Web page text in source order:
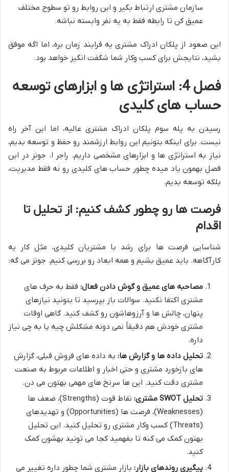
سازمان مشتری ارتباط بگیر و این روابط رو تو سطوح مختلف
عمیق کن تا رابطه فقط به یه نفر وابسته نباشه.
این صعود از پلکان ادراک مشتری یه فرایند زمان بره، اما اگه موفق
بشید، نتایجش برای کسب وکار شما شگفت انگیز خواهد بود.
فصل 4: استراتژی ها و ابزارهای توسعه
حساب های کلیدی
رسیدن به پله سوم پلکان ادراک مشتری عالیه، اما این آخر راه
نیست. برای اینکه بتونیم این روابط ارزشمند رو حفظ و توسعه بدیم،
نیاز به استراتژی ها و ابزارهای مشخصی داریم. راجر ا. جونز در این
فصل بهمون یاد میده چطور حساب های کلیدی رو نه فقط مدیریت،
بلکه توسعه بدیم.
فرصت ها رو چطور کشف کنیم: از تحلیل تا
اقدام
شناسایی فرصت ها برای رشد با مشتریان کلیدی، مثل کار یه
کارآگاهه. باید عمیق بشیم و همه ابعاد رو بررسی کنیم. جونز می گه:
مصاحبه های عمیق و گوش دادن فعال: فقط به حرف های
مشتری اکتفا نکنید. سوالات باز بپرسید تا بتونید نیازهای
پنهان، چالش ها و آرزوهاشون رو کشف کنید. گاهی اوقات
مشتری خودش هم دقیقاً نمی دونه مشکلش چیه یا به چی نیاز
داره.
تحلیل داده ها و گزارش ها: به داده های فروش قبلی، گزارش
های بازخورد مشتری و حتی اخبار و اطلاعات مربوط به صنعت
مشتری دقت کنید. این ها سرنخ های مهمی بهتون می دن.
تحلیل SWOT مشتری:
نقاط قوت (Strengths)، ضعف ها
(Weaknesses)، فرصت ها (Opportunities) و تهدیدهای
(Threats) کسب وکار مشتری رو تحلیل کنید. این تحلیل
بهتون کمک می کنه تا بفهمید کجا می تونید بهشون کمک
کنید.
پیگیری روندهای بازار: بازار مشتری شما چطور داره تغییر می